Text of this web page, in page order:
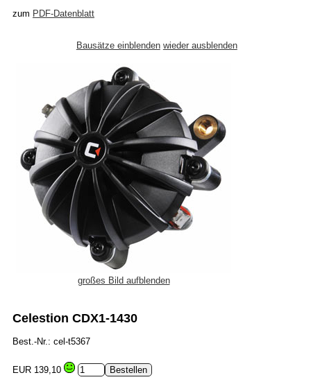
zum PDF-Datenblatt
Bausätze einblenden wieder ausblenden
großes Bild aufblenden
Celestion CDX1-1430
Best.-Nr.: cel-t5367
EUR 139,10